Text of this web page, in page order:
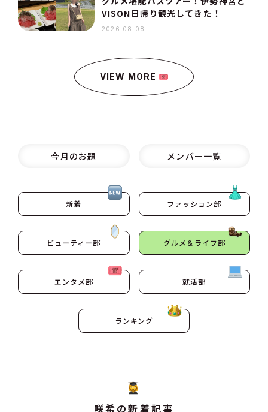
VISON日帰り観光してきた！
2026.08.08
VIEW MORE
今月のお題 メンバー一覧
新着 ファッション部
ビューティー部 グルメ＆ライフ部
エンタメ部 就活部
ランキング
咲希の新着記事